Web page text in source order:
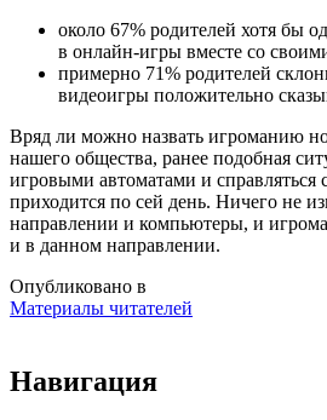
около 67% родителей хотя бы
в онлайн-игры вместе со
примерно 71% родителей
видеоигры положительно
Вряд ли можно назвать игроманию
нашего общества, ранее подобная
игровыми автоматами и справляться
приходится по сей день. Ничего не
направлении и компьютеры, и
и в данном направлении.
Опубликовано в
Материалы читателей
Навигация